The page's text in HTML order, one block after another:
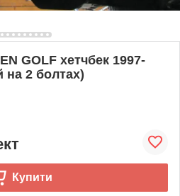
GOLF хетчбек 1997-
на 2 болтах)
Купити